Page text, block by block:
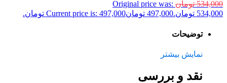
534,000 تومان Original price was:
534,000 تومان.
497,000 تومانCurrent price is: 497,000 تومان.
توضیحات
نمایش بیشتر
نقد و بررسی